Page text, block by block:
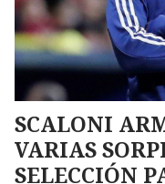
SCALONI
VARIAS
SELECCIÓN